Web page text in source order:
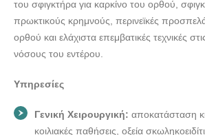
του σφιγκτήρα για καρκίνο του ορθού,
πρωκτικούς κρημνούς, περινεϊκές
ορθού και ελάχιστα επεμβατικές τεχνικές
νόσους του εντέρου.
Υπηρεσίες
Γενική Χειρουργική: αποκατάσταση
κοιλιακές παθήσεις, οξεία